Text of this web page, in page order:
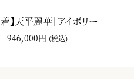
】天平麗華｜アイボリー
946,000円 (税込)